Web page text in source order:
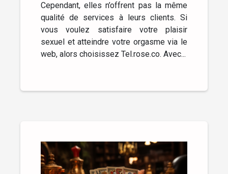
Cependant, elles n’offrent pas la même
qualité de services à leurs clients. Si
vous voulez satisfaire votre plaisir
sexuel et atteindre votre orgasme via le
web, alors choisissez Tel.rose.co. Avec...